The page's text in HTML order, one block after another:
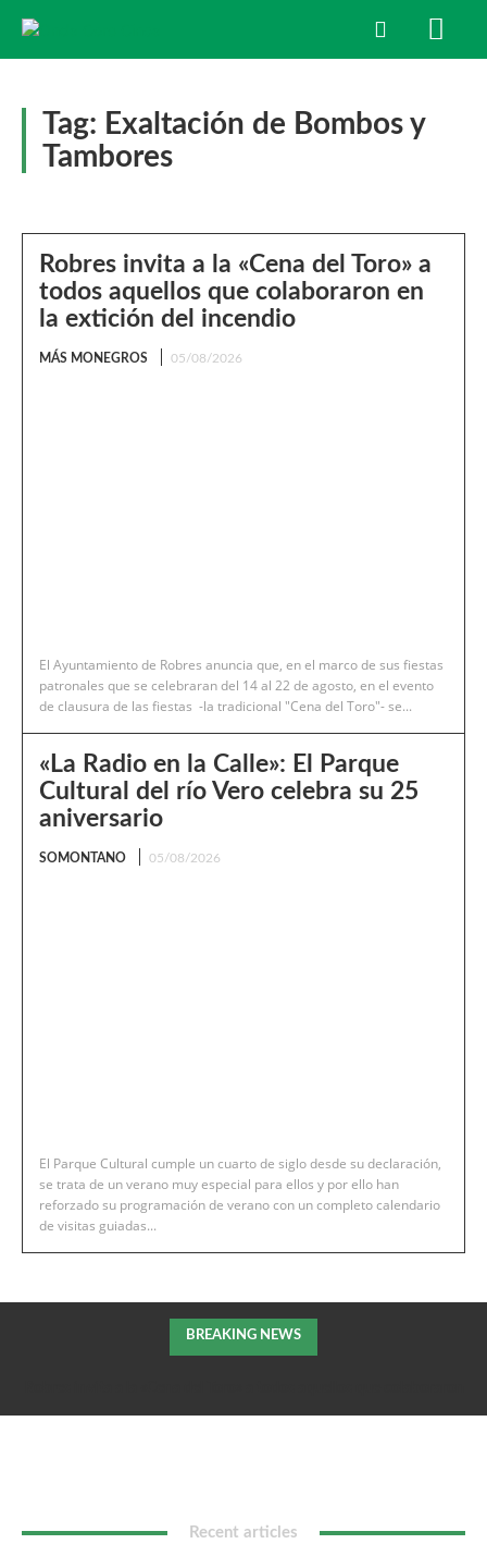
Tag: Exaltación de Bombos y
Tambores
Robres invita a la «Cena del Toro» a
todos aquellos que colaboraron en
la extición del incendio
MÁS MONEGROS 05/08/2026
El Ayuntamiento de Robres anuncia que, en el marco de sus fiestas
patronales que se celebraran del 14 al 22 de agosto, en el evento
de clausura de las fiestas -la tradicional "Cena del Toro"- se...
«La Radio en la Calle»: El Parque
Cultural del río Vero celebra su 25
aniversario
SOMONTANO 05/08/2026
El Parque Cultural cumple un cuarto de siglo desde su declaración,
se trata de un verano muy especial para ellos y por ello han
reforzado su programación de verano con un completo calendario
de visitas guiadas...
BREAKING NEWS
Recent articles